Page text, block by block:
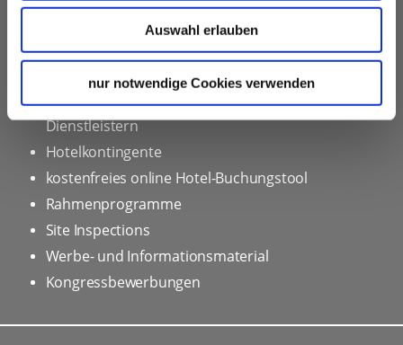
Auswahl erlauben
nur notwendige Cookies verwenden
UNSER SERVICE FÜR
VERANSTALTUNGSPLANER
kostenfreie Beratung
Vermittlung von Veranstaltungslocations &
Dienstleistern
Hotelkontingente
kostenfreies online Hotel-Buchungstool
Rahmenprogramme
Site Inspections
Werbe- und Informationsmaterial
Kongressbewerbungen